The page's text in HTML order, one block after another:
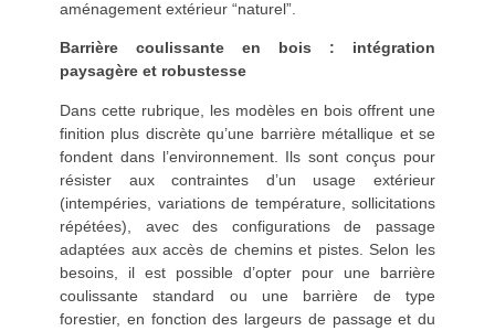
aménagement extérieur “naturel”.
Barrière coulissante en bois : intégration
paysagère et robustesse
Dans cette rubrique, les modèles en bois offrent une
finition plus discrète qu’une barrière métallique et se
fondent dans l’environnement. Ils sont conçus pour
résister aux contraintes d’un usage extérieur
(intempéries, variations de température, sollicitations
répétées), avec des configurations de passage
adaptées aux accès de chemins et pistes. Selon les
besoins, il est possible d’opter pour une barrière
coulissante standard ou une barrière de type
forestier, en fonction des largeurs de passage et du